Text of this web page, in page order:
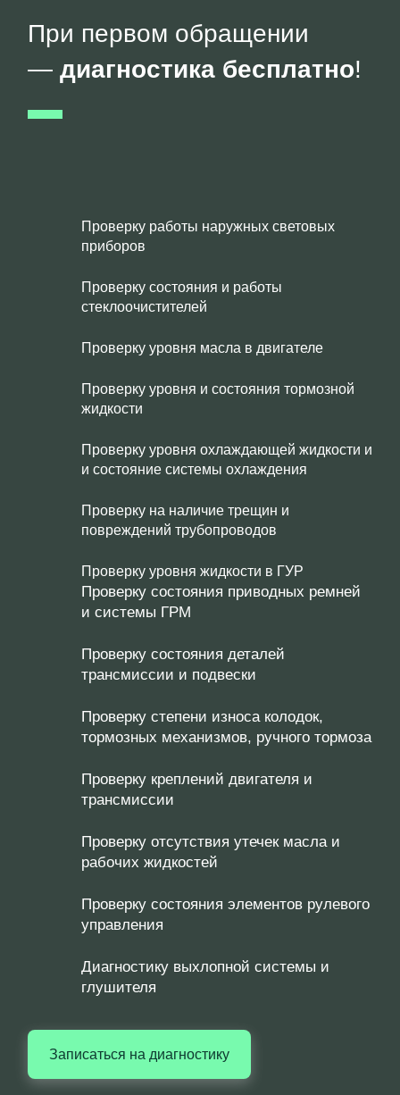
При первом обращении
— диагностика бесплатно!
Проверку работы наружных световых
приборов
Проверку состояния и работы
стеклоочистителей
Проверку уровня масла в двигателе
Проверку уровня и состояния тормозной
жидкости
Проверку уровня охлаждающей жидкости и
и состояние системы охлаждения
Проверку на наличие трещин и
повреждений трубопроводов
Проверку уровня жидкости в ГУР
Проверку состояния приводных ремней
и системы ГРМ
Проверку состояния деталей
трансмиссии и подвески
Проверку степени износа колодок,
тормозных механизмов, ручного тормоза
Проверку креплений двигателя и
трансмиссии
Проверку отсутствия утечек масла и
рабочих жидкостей
Проверку состояния элементов рулевого
управления
Диагностику выхлопной системы и
глушителя
Записаться на диагностику